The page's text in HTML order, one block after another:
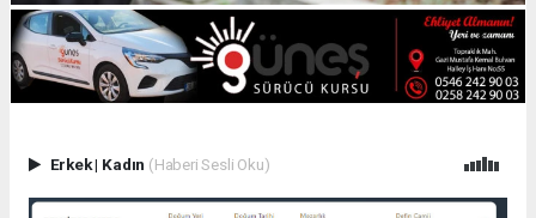
Erkek| Kadın (Haberi Sesli Oku)